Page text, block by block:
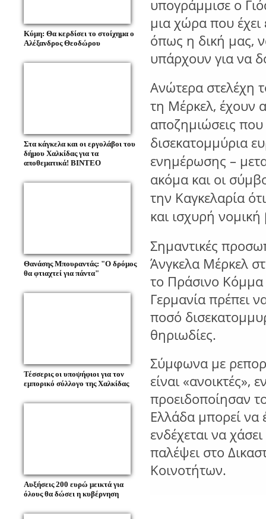
Κύμη: Θα κερδίσει το στοίχημα ο
Αλέξανδρος Θεοδώρου
Στα κάγκελα και οι εργολάβοι του
δήμου Χαλκίδας για τα
αποθεματικά! ΒΙΝΤΕΟ
Θανάσης Μπουραντάς: "Ο δρόμος
θα φτιαχτεί για πάντα"
Τέσσερις οι υποψήφιοι για τον
εμπορικό σύλλογο της Χαλκίδας
Αυξήσεις 200 ευρώ μεικτά για
όλους θα δώσει η κυβέρνηση
υπογράμμισε ο
μιαχώραπου έχει
όπως η δική μας,
υπάρχουν γιανα
Ανώτερα στελέχη
τη Μέρκελ, έχουν
αποζημιώσεις
δισεκατομμύρια
ενημέρωσης –
ακόμα και οι
την Καγκελαρία
και ισχυρή
Σημαντικές
Άνγκελα Μέρκελ
το Πράσινο Κόμμα
Γερμανία πρέπει
ποσό
θηριωδίες.
Σύμφωνα με
είναι «ανοικτές»,
προειδοποίησαν
Ελλάδα μπορεί να
ενδέχεται να
παλέψει στο
Κοινοτήτων.